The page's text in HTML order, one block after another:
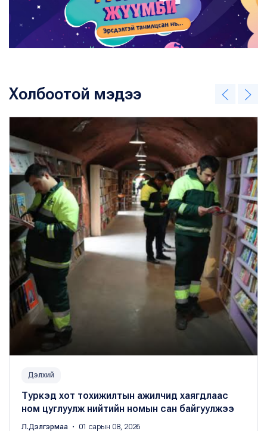
Холбоотой мэдээ
Дэлхий
Туркэд хот тохижилтын ажилчид хаягдлаас
ном цуглуулж нийтийн номын сан байгуулжээ
Л.Дэлгэрмаа ・ 01 сарын 08, 2026